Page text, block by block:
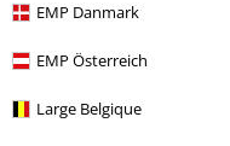
EMP Danmark
EMP Österreich
Large Belgique
Womens Bras
Bralette: comode, sexy e